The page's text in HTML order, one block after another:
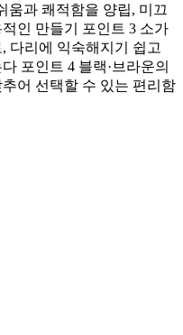
움과 쾌적함을 양립, 미끄
인 만들기 포인트 3 소가
다리에 익숙해지기 쉽고
포인트 4 블랙·브라운의
어 선택할 수 있는 편리함